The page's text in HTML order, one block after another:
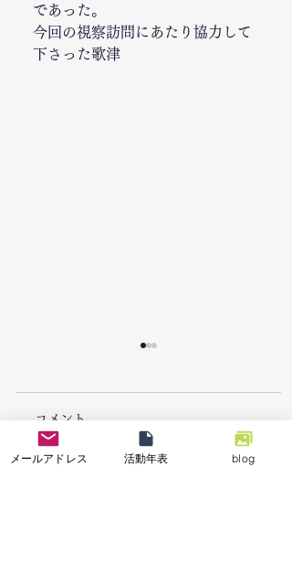
であった。
今回の視察訪問にあたり協力して
下さった歌津
コメント
メールアドレス 活動年表 blog